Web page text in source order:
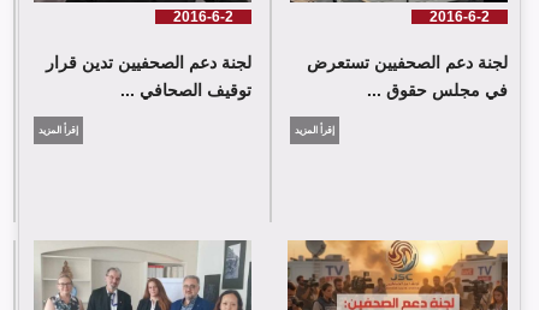
لجنة دعم الصحفيين: 58 انتهاك بحق الإعلام الفلسطيني خلال حزيران/
يونيو 2026
2016-6-2
لجنة دعم الصحفيين تستعرض
في مجلس حقوق ...
إقرأ المزيد
2016-6-2
لجنة دعم الصحفيين تدين قرار
توقيف الصحافي ...
إقرأ المزيد